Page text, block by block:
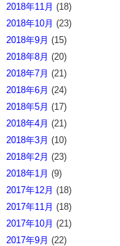
2018年11月 (18)
2018年10月 (23)
2018年9月 (15)
2018年8月 (20)
2018年7月 (21)
2018年6月 (24)
2018年5月 (17)
2018年4月 (21)
2018年3月 (10)
2018年2月 (23)
2018年1月 (9)
2017年12月 (18)
2017年11月 (18)
2017年10月 (21)
2017年9月 (22)